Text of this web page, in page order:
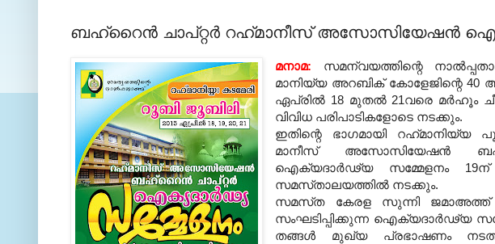
ബഹ്‌റൈന്‍ ചാപ്‌റ്റര്‍ റഹ്‌മാനീസ്‌ അസോസിയേഷന്‍
മനാമ: സമന്വയത്തിന്റെ
മാനിയ്യ അറബിക്‌ കോളേജിന്റെ
ഏപ്രില്‍ 18 മുതല്‍ 21വരെ മര്‍ഹൂം
വിവിധ പരിപാടികളോടെ നടക്കും.
ഇതിന്റെ ഭാഗമായി
മാനീസ്‌ അസോസിയേഷന്‍
ഐക്യദാര്‍ഢ്യ സമ്മേളനം 19ന്‌
സമസ്‌താലയത്തില്‍ നടക്കും.
സമസ്‌ത കേരള സുന്നി
സംഘടിപ്പിക്കുന്ന ഐക്യദാര്‍ഢ്യ
തങ്ങള്‍ മുഖ്യ പ്രഭാഷണം